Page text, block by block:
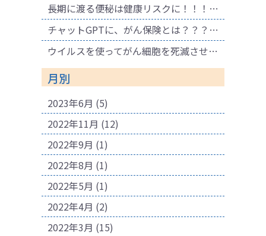
長期に渡る便秘は健康リスクに！！！ 腐敗物質が溜まり健康に悪影響も！肌荒れの原因にも！
チャットGPTに、がん保険とは？？？と聞いてみました。
ウイルスを使ってがん細胞を死滅させる療法
月別
2023年6月 (5)
2022年11月 (12)
2022年9月 (1)
2022年8月 (1)
2022年5月 (1)
2022年4月 (2)
2022年3月 (15)